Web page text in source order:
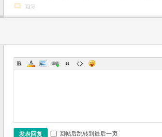
回复
发表回复 回帖后跳转到最后一页